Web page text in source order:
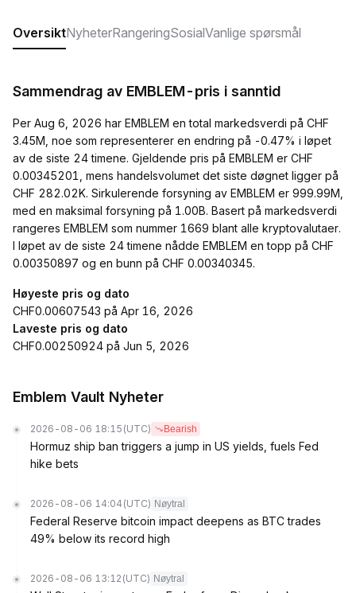
OversiktNyheterRangeringSosialVanlige spørsmål
Sammendrag av EMBLEM-pris i sanntid
Per Aug 6, 2026 har EMBLEM en total markedsverdi på CHF
3.45M, noe som representerer en endring på -0.47% i løpet
av de siste 24 timene. Gjeldende pris på EMBLEM er CHF
0.00345201, mens handelsvolumet det siste døgnet ligger på
CHF 282.02K. Sirkulerende forsyning av EMBLEM er 999.99M,
med en maksimal forsyning på 1.00B. Basert på markedsverdi
rangeres EMBLEM som nummer 1669 blant alle kryptovalutaer.
I løpet av de siste 24 timene nådde EMBLEM en topp på CHF
0.00350897 og en bunn på CHF 0.00340345.
Høyeste pris og dato
CHF0.00607543 på Apr 16, 2026
Laveste pris og dato
CHF0.00250924 på Jun 5, 2026
Emblem Vault Nyheter
2026-08-06 18:15 (UTC) Bearish
Hormuz ship ban triggers a jump in US yields, fuels Fed
hike bets
2026-08-06 14:04 (UTC) Nøytral
Federal Reserve bitcoin impact deepens as BTC trades
49% below its record high
2026-08-06 13:12 (UTC) Nøytral